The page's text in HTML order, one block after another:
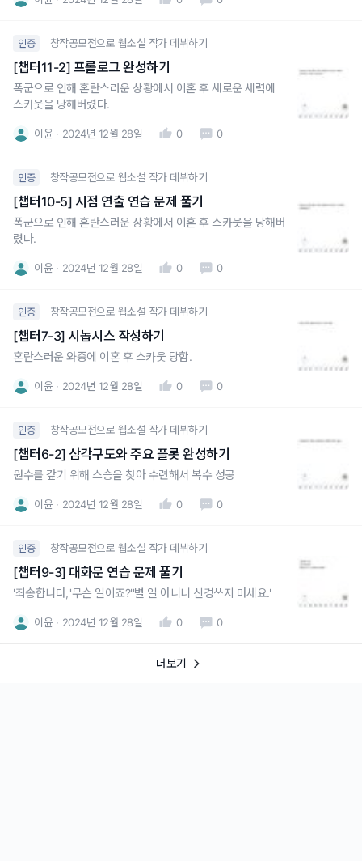
인증 창작공모전으로 웹소설 작가 데뷔하기
[챕터11-2] 프롤로그 완성하기
폭군으로 인해 혼란스러운 상황에서 이혼 후 새로운 세력에
스카웃을 당해버렸다.
이윤 2024년 12월 28일 0 0
인증 창작공모전으로 웹소설 작가 데뷔하기
[챕터10-5] 시점 연출 연습 문제 풀기
폭군으로 인해 혼란스러운 상황에서 이혼 후 스카웃을 당해버
렸다.
이윤 2024년 12월 28일 0 0
인증 창작공모전으로 웹소설 작가 데뷔하기
[챕터7-3] 시놉시스 작성하기
혼란스러운 와중에 이혼 후 스카웃 당함.
이윤 2024년 12월 28일 0 0
인증 창작공모전으로 웹소설 작가 데뷔하기
[챕터6-2] 삼각구도와 주요 플롯 완성하기
원수를 갚기 위해 스승을 찾아 수련해서 복수 성공
이윤 2024년 12월 28일 0 0
인증 창작공모전으로 웹소설 작가 데뷔하기
[챕터9-3] 대화문 연습 문제 풀기
'죄송합니다,''무슨 일이죠?''별 일 아니니 신경쓰지 마세요.'
이윤 2024년 12월 28일 0 0
더보기